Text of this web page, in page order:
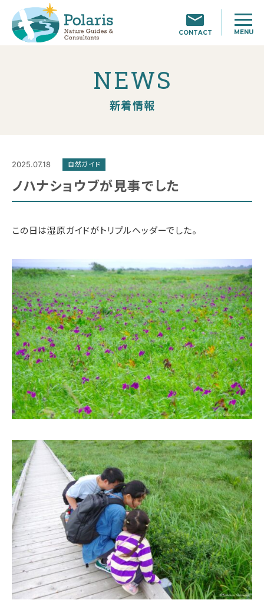
CONTACT MENU
NEWS
新着情報
2025.07.18 自然ガイド
ノハナショウブが見事でした
この日は湿原ガイドがトリプルヘッダーでした。